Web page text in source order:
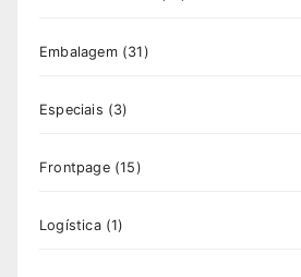
Embalagem(31)
Especiais (3)
Frontpage(15)
Logística(1)